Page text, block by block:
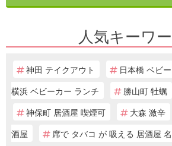
人気キーワ
神田 テイクアウト 日本橋 ベビ
横浜 ベビーカー ランチ
勝山町 牡蠣
神保町 居酒屋 喫煙可
大森 激辛
酒屋
席で タバコ が 吸える 居酒屋